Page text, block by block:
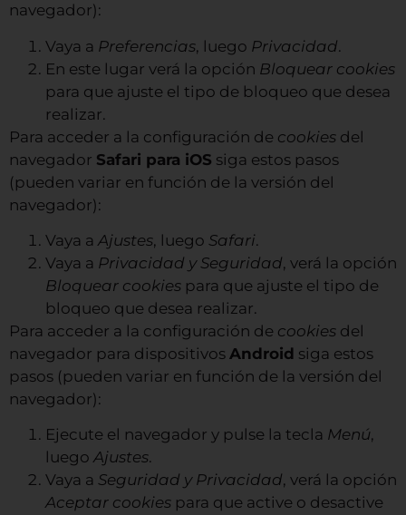
navegador):
Vaya a Preferencias, luego Privacidad.
En este lugar verá la opción Bloquear cookies
para que ajuste el tipo de bloqueo que desea
realizar.
Para acceder a la configuración de cookies del
navegador Safari para iOS siga estos pasos
(pueden variar en función de la versión del
navegador):
Vaya a Ajustes, luego Safari.
Vaya a Privacidad y Seguridad, verá la opción
Bloquear cookies para que ajuste el tipo de
bloqueo que desea realizar.
Para acceder a la configuración de cookies del
navegador para dispositivos Android siga estos
pasos (pueden variar en función de la versión del
navegador):
Ejecute el navegador y pulse la tecla Menú,
luegoAjustes.
Vaya a Seguridad y Privacidad, verá la opción
Aceptar cookies para que active o desactive